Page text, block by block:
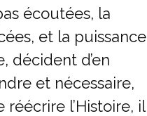
écoutées, la
et la puissance
décident d’en
et nécessaire,
l’Histoire, il